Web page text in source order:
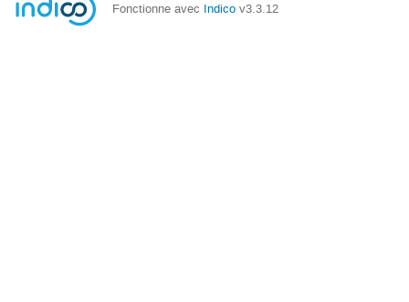
Fonctionne avec Indico v3.3.12